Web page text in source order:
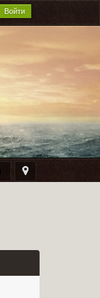
Войти